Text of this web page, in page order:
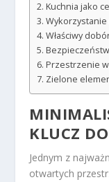
Kuchnia jako
Wykorzystanie
Właściwy
Przestrzenie
Zielone
KLUCZ
Jednym z
otwartych